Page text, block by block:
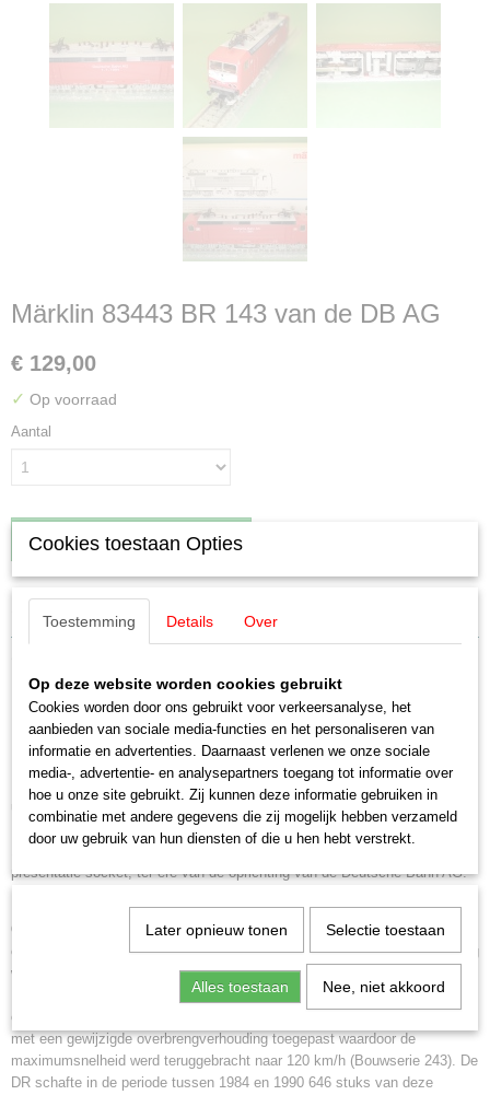
Märklin 83443 BR 143 van de DB AG
€ 129,00
✓ Op voorraad
Aantal
IN WINKELWAGEN
Productcode leverancier
83443
Schaal
H0 (1:87)
Aansturing
Digitaal
Staat
Märklin 83443 BR 143 van de DB AG
Digital ESU Hoogvermogen ingebouwd
Electrische locomotief van de bouwserie 143 van de Deutsche Bahn AG
uit tijdperk V. De locomotief is in een oriëntrode kleur uitgevoerd en is een
Delta digitale uitvoering. Het bedrijfsnummer is 143 094-1. Het model is in
1994 geproduceerd en uitgebracht als eenmalige serie met een
presentatie socket, ter ere van de oprichting van de Deutsche Bahn AG.
Grootspoor:
De Deutsche Reichsbahn (DR) had begin jaren tachtig extra
elektrische locomotieven nodig. Op de Voorjaarsbeurs van 1982 in Leipzig
werd door VEB Lokomotivbau Elektrotechnische Werke (LEW) ,,Hans
Beimler“ de prototype locomotief 212 001-2 voorgesteld. Locomotief had
een maximumsnelheid van 140 km/h. In 1983 werd een nieuw draaistel
met een gewijzigde overbrengverhouding toegepast waardoor de
maximumsnelheid werd teruggebracht naar 120 km/h (Bouwserie 243). De
DR schafte in de periode tussen 1984 en 1990 646 stuks van deze
Cookies toestaan Opties
Toestemming Details Over
Op deze website worden cookies gebruikt
Cookies worden door ons gebruikt voor verkeersanalyse, het
aanbieden van sociale media-functies en het personaliseren van
informatie en advertenties. Daarnaast verlenen we onze sociale
media-, advertentie- en analysepartners toegang tot informatie over
hoe u onze site gebruikt. Zij kunnen deze informatie gebruiken in
combinatie met andere gegevens die zij mogelijk hebben verzameld
door uw gebruik van hun diensten of die u hen hebt verstrekt.
Later opnieuw tonen Selectie toestaan
Alles toestaan Nee, niet akkoord